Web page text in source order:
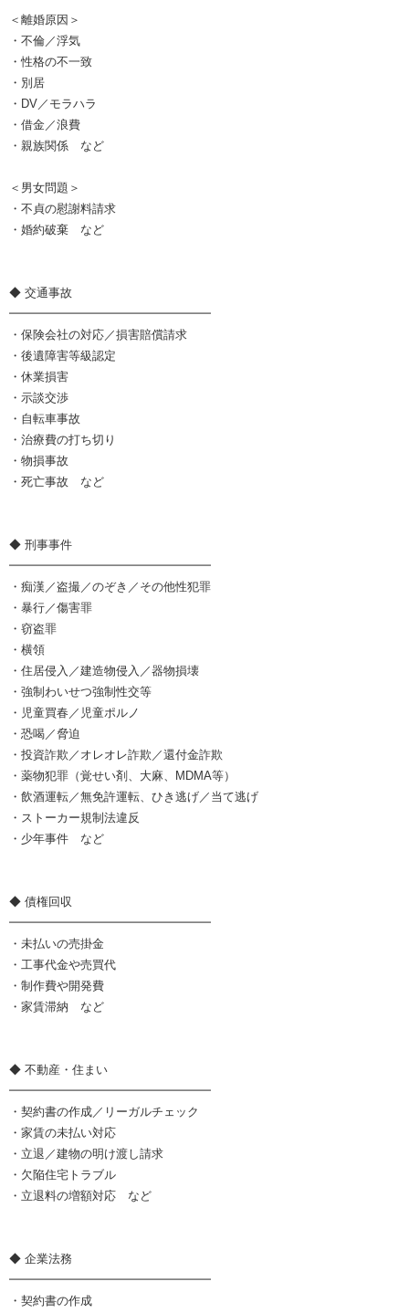
＜離婚原因＞
・不倫／浮気
・性格の不一致
・別居
・DV／モラハラ
・借金／浪費
・親族関係 など
＜男女問題＞
・不貞の慰謝料請求
・婚約破棄 など
◆ 交通事故
━━━━━━━━━━━━━━━━━
・保険会社の対応／損害賠償請求
・後遺障害等級認定
・休業損害
・示談交渉
・自転車事故
・治療費の打ち切り
・物損事故
・死亡事故 など
◆ 刑事事件
━━━━━━━━━━━━━━━━━
・痴漢／盗撮／のぞき／その他性犯罪
・暴行／傷害罪
・窃盗罪
・横領
・住居侵入／建造物侵入／器物損壊
・強制わいせつ強制性交等
・児童買春／児童ポルノ
・恐喝／脅迫
・投資詐欺／オレオレ詐欺／還付金詐欺
・薬物犯罪（覚せい剤、大麻、MDMA等）
・飲酒運転／無免許運転、ひき逃げ／当て逃げ
・ストーカー規制法違反
・少年事件 など
◆ 債権回収
━━━━━━━━━━━━━━━━━
・未払いの売掛金
・工事代金や売買代
・制作費や開発費
・家賃滞納 など
◆ 不動産・住まい
━━━━━━━━━━━━━━━━━
・契約書の作成／リーガルチェック
・家賃の未払い対応
・立退／建物の明け渡し請求
・欠陥住宅トラブル
・立退料の増額対応 など
◆ 企業法務
━━━━━━━━━━━━━━━━━
・契約書の作成